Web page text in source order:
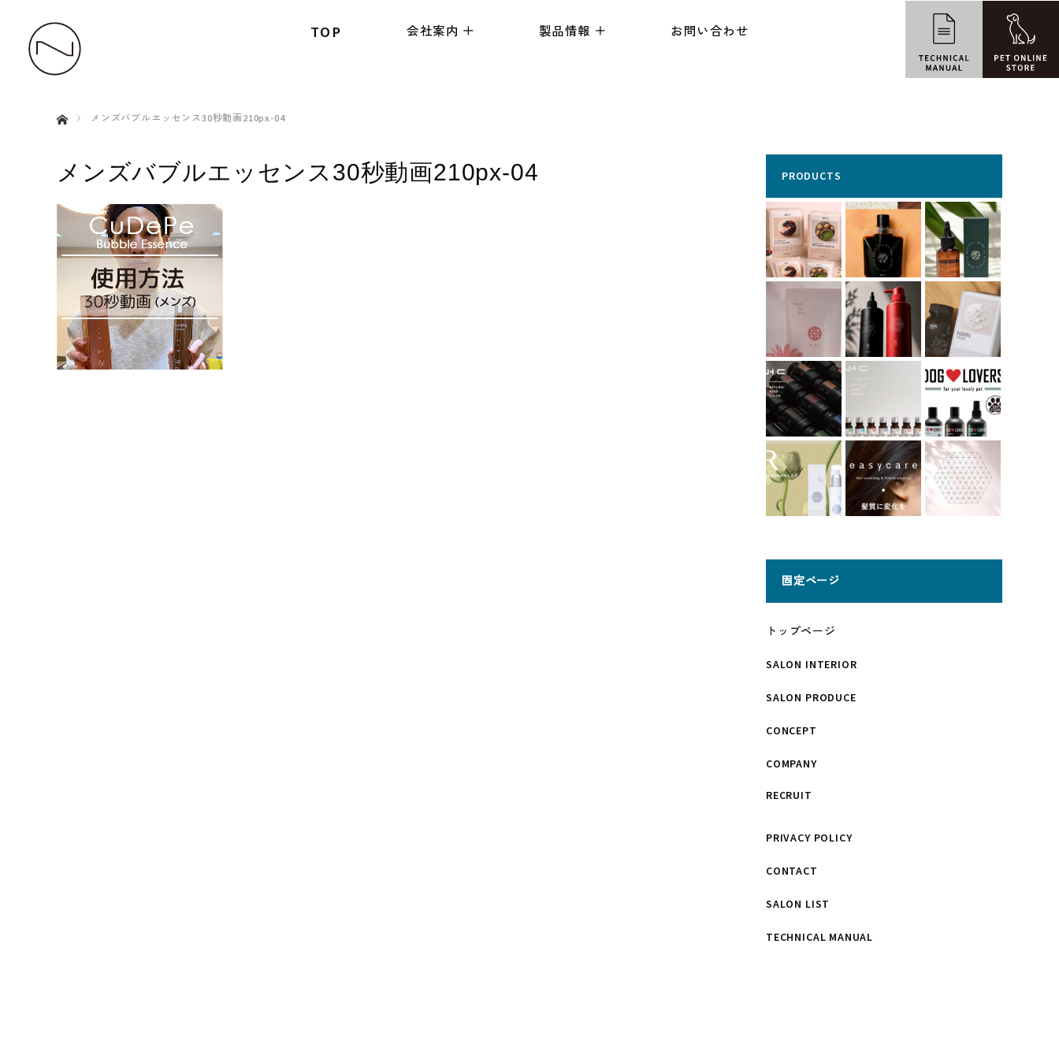
TOP 会社案内 製品情報 お問い合わせ
メンズバブルエッセンス30秒動画210px-04
メンズバブルエッセンス30秒動画210px-04 PRODUCTS
固定ページ
トップページ
SALON INTERIOR
SALON PRODUCE
CONCEPT
COMPANY
RECRUIT
PRIVACY POLICY
CONTACT
SALON LIST
TECHNICAL MANUAL